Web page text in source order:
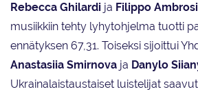
Rebecca Ghilardi ja Filippo
musiikkiin tehty lyhytohjelma tuotti
ennätyksen 67,31. Toiseksi sijoittui
Anastasiia Smirnova ja Danylo
Ukrainalaistaustaiset luistelijat